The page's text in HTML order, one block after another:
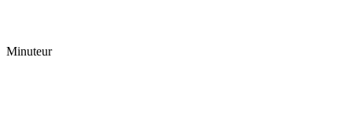
Minuteur